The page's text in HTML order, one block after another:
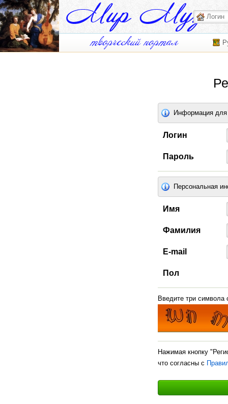
Информация для
Логин
Пароль
Персональная
Имя
Фамилия
E-mail
Пол
Введите три символа
Нажимая кнопку
что согласны с